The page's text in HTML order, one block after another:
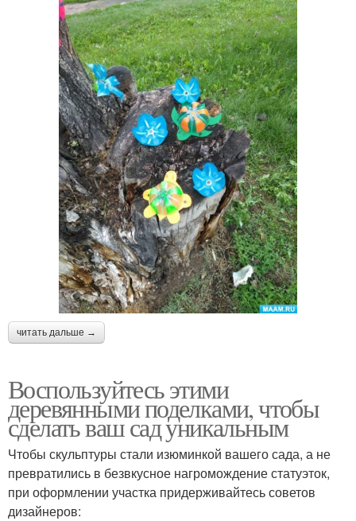
читать дальше →
Воспользуйтесь этими
деревянными поделками, чтобы
сделать ваш сад уникальным
Чтобы скульптуры стали изюминкой вашего сада, а не
превратились в безвкусное нагромождение статуэток,
при оформлении участка придерживайтесь советов
дизайнеров: